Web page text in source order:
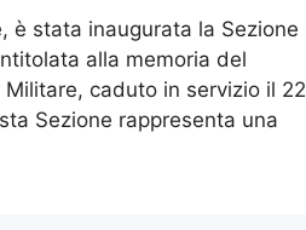
è stata inaugurata la Sezione
alla memoria del
caduto in servizio il 22
Sezione rappresenta una